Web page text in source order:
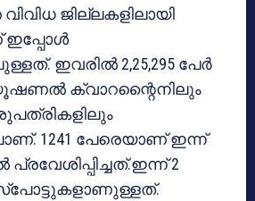
ജില്ലകളിലായി
ഇപ്പോള്‍
ഇവരില്‍ 2,25,295 പേര്‍
ക്വാറന്റൈനിലും
1241 പേരെയാണ് ഇന്ന്
2